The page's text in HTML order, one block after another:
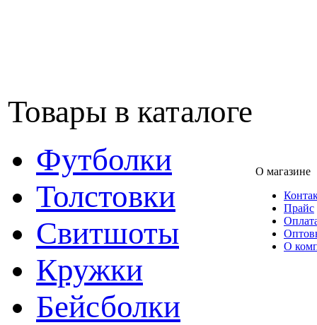
Товары в каталоге
Футболки
Толстовки
Свитшоты
Кружки
Бейсболки
О магазине
Прайс
О